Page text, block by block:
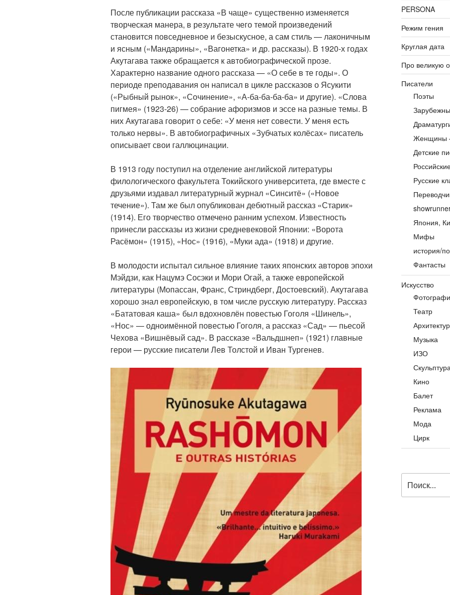
После публикации рассказа «В чаще» существенно изменяется
творческая манера, в результате чего темой произведений
становится повседневное и безыскусное, а сам стиль — лаконичным
и ясным («Мандарины», «Вагонетка» и др. рассказы). В 1920-х годах
Акутагава также обращается к автобиографической прозе.
Характерно название одного рассказа — «О себе в те годы». О
периоде преподавания он написал в цикле рассказов о Ясукити
(«Рыбный рынок», «Сочинение», «А-ба-ба-ба-ба» и другие). «Слова
пигмея» (1923-26) — собрание афоризмов и эссе на разные темы. В
них Акутагава говорит о себе: «У меня нет совести. У меня есть
только нервы». В автобиографичных «Зубчатых колёсах» писатель
описывает свои галлюцинации.
В 1913 году поступил на отделение английской литературы
филологического факультета Токийского университета, где вместе с
друзьями издавал литературный журнал «Синситё» («Новое
течение»). Там же был опубликован дебютный рассказ «Старик»
(1914). Его творчество отмечено ранним успехом. Известность
принесли рассказы из жизни средневековой Японии: «Ворота
Расёмон» (1915), «Нос» (1916), «Муки ада» (1918) и другие.
В молодости испытал сильное влияние таких японских авторов эпохи
Мэйдзи, как Нацумэ Сосэки и Мори Огай, а также европейской
литературы (Мопассан, Франс, Стриндберг, Достоевский). Акутагава
хорошо знал европейскую, в том числе русскую литературу. Рассказ
«Бататовая каша» был вдохновлён повестью Гоголя «Шинель»,
«Нос» — одноимённой повестью Гоголя, а рассказ «Сад» — пьесой
Чехова «Вишнёвый сад». В рассказе «Вальдшнеп» (1921) главные
герои — русские писатели Лев Толстой и Иван Тургенев.
PERSONA
Режим гения
Круглая дата
Про великую
Писатели
Поэты
Женщины
Детские
Русские
Япония,
Мифы
история/
Фантасты
Искусство
Театр
Музыка
ИЗО
Кино
Балет
Реклама
Мода
Цирк